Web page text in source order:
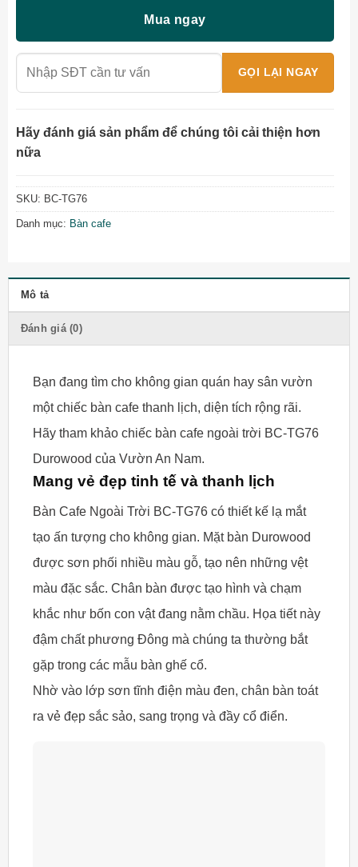
Mua ngay
Hãy đánh giá sản phẩm để chúng tôi cải thiện hơn
nữa
SKU: BC-TG76
Danh mục: Bàn cafe
Mô tả
Đánh giá (0)
Bạn đang tìm cho không gian quán hay sân vườn
một chiếc bàn cafe thanh lịch, diện tích rộng rãi.
Hãy tham khảo chiếc bàn cafe ngoài trời BC-TG76
Durowood của Vườn An Nam.
Mang vẻ đẹp tinh tế và thanh lịch
Bàn Cafe Ngoài Trời BC-TG76 có thiết kế lạ mắt
tạo ấn tượng cho không gian. Mặt bàn Durowood
được sơn phối nhiều màu gỗ, tạo nên những vệt
màu đặc sắc. Chân bàn được tạo hình và chạm
khắc như bốn con vật đang nằm chầu. Họa tiết này
đậm chất phương Đông mà chúng ta thường bắt
gặp trong các mẫu bàn ghế cổ.
Nhờ vào lớp sơn tĩnh điện màu đen, chân bàn toát
ra vẻ đẹp sắc sảo, sang trọng và đầy cổ điển.